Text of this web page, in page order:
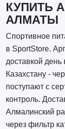
КУПИТЬ
АЛМАТЫ
Спортивное
в SportStore.
доставкой день
Казахстану -
поступают с
контроль.
Алмалинский
через фильтр